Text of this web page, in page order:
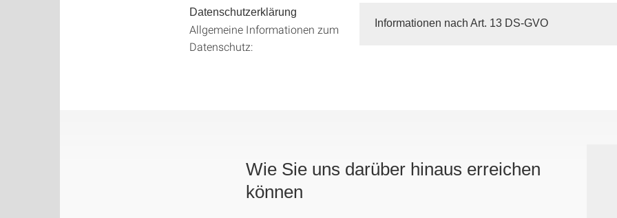
Datenschutzerklärung
Allgemeine Informationen zum
Datenschutz:
Informationen nach Art. 13 DS-GVO
Wie Sie uns darüber hinaus erreichen
können